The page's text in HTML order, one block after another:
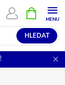
HLEDAT
NÁKUPNÍ
KOŠÍK